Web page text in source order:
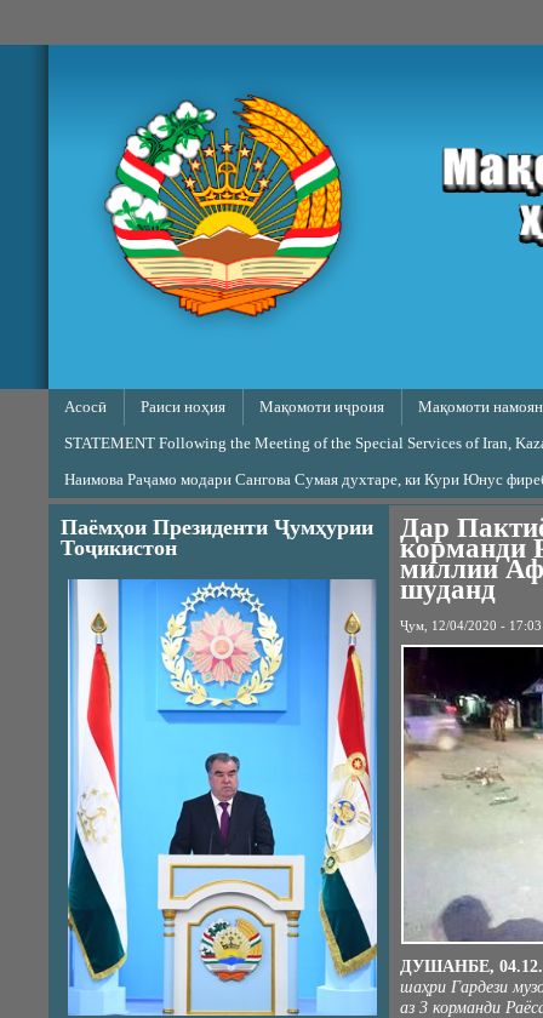
Main menu
Асосӣ Раиси ноҳия Мақомоти иҷроия
Мақомоти
STATEMENT Following the Meeting of the Special Services of Iran,
Наимова Раҷамо модари Сангова Сумая духтаре, ки Кури Юнус
Паёмҳои Президенти Ҷумҳурии
Тоҷикистон
Дар
корманди
миллии
шуданд
Ҷум, 12/04/2020 - 17:03
ДУШАНБЕ,
шаҳри Гардези
аз 3 корманди